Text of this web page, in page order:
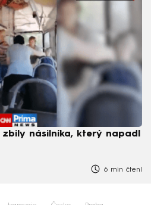
násilníka, který napadl
6 min čtení